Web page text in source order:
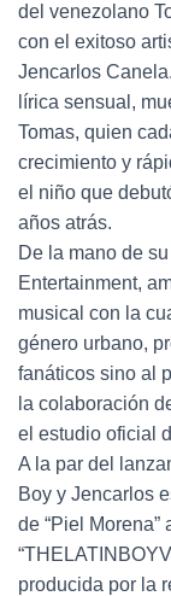
del venezolano
con el exitoso
Jencarlos
lírica sensual,
Tomas, quien
crecimiento y
el niño que
años atrás.
De la mano de
Entertainment,
musical con la
género urbano,
fanáticos sino al
la colaboración
el estudio oficial
A la par del
Boy y Jencarlos
de “Piel
producida por la